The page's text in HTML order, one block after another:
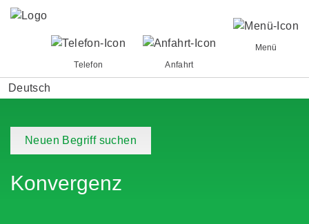
Menü
Telefon
Anfahrt
Deutsch
Neuen Begriff suchen
Konvergenz